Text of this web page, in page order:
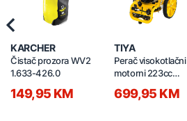
KARCHER
Čistač prozora WV2
1.633-426.0
149,95 KM
TIYA
Perač visokotlačni
motorni 223cc
24734
699,95 KM